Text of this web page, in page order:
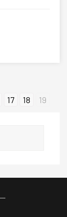
17 18 19